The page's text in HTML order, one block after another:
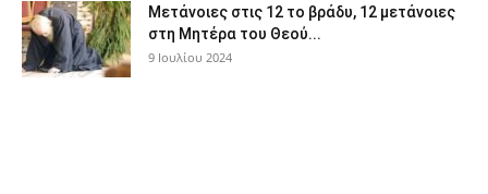
Μετάνοιες στις 12 το βράδυ, 12 μετάνοιες
στη Μητέρα του Θεού...
9 Ιουλίου 2024